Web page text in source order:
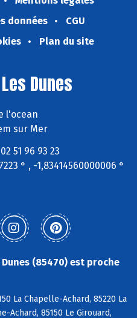
données
CGU
Plan du site
Dunes
l'ocean
sur Mer
51 96 93 23
° , -1,83414560000006 °
(85470) est proche
La Chapelle-Achard, 85220 La
Achard, 85150 Le Girouard,